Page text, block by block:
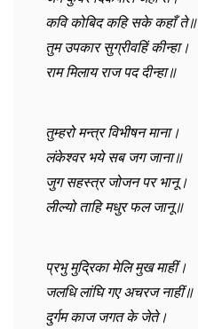
कवि कोबिद कहि सके कहाँ ते॥
तुम उपकार सुग्रीवहिं कीन्हा।
राम मिलाय राज पद दीन्हा॥
तुम्हरो मन्त्र विभीषन माना।
लंकेश्वर भये सब जग जाना॥
जुग सहस्त्र जोजन पर भानू।
लील्यो ताहि मधुर फल जानू॥
प्रभु मुद्रिका मेलि मुख माहीं।
जलधि लांघि गए अचरज नाहीं॥
दुर्गम काज जगत के जेते।